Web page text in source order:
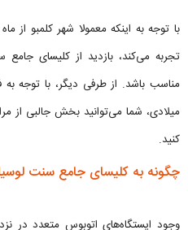
با توجه به اینکه معمولا شهر کلمبو از
تجربه می‌کند، بازدید از کلیسای جامع
مناسب باشد. از طرفی دیگر، با توجه
میلادی، شما می‌توانید بخش جالبی از
کنید.
چگونه به کلیسای جامع سنت
وجود ایستگاه‌های اتوبوس متعدد در